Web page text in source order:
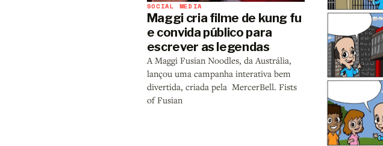
SOCIAL MEDIA
Maggi cria filme de kung fu
e convida público para
escrever as legendas
A Maggi Fusian Noodles, da Austrália,
lançou uma campanha interativa bem
divertida, criada pela MercerBell. Fists
of Fusian